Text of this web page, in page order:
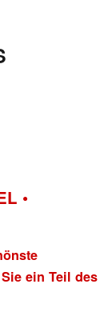
•
ein Teil des